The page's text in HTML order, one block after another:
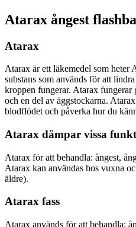
Atarax ångest
Atarax
Atarax är ett läkemedel som heter
substans som används för att
kroppen fungerar. Atarax fungerar
och en del av äggstockarna.
blodflödet och påverka hur du
Atarax dämpar vissa
Atarax för att behandla: ångest,
Atarax kan användas hos vuxna
äldre).
Atarax fass
Atarax används för att behandla: